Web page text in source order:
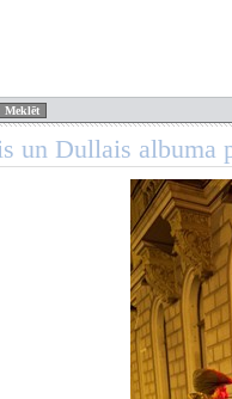
un Dullais albuma